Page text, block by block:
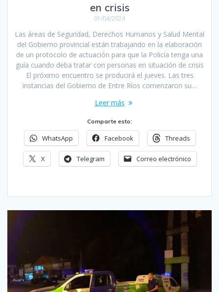
en crisis
01/04/2024
Las áreas de Seguridad, Derechos Humanos y Salud Mental
del Gobierno provincial están trabajando en la elaboración
de un protocolo de actuación para que la Policía tenga una
guía cuando deba tratar con personas en situación de crisis
El próximo encuentro se producirá el jueves. Las tres
instancias del Gobierno de Entre Ríos comenzaron su…
Leer más
Comparte esto:
WhatsApp Facebook Threads
X Telegram Correo electrónico